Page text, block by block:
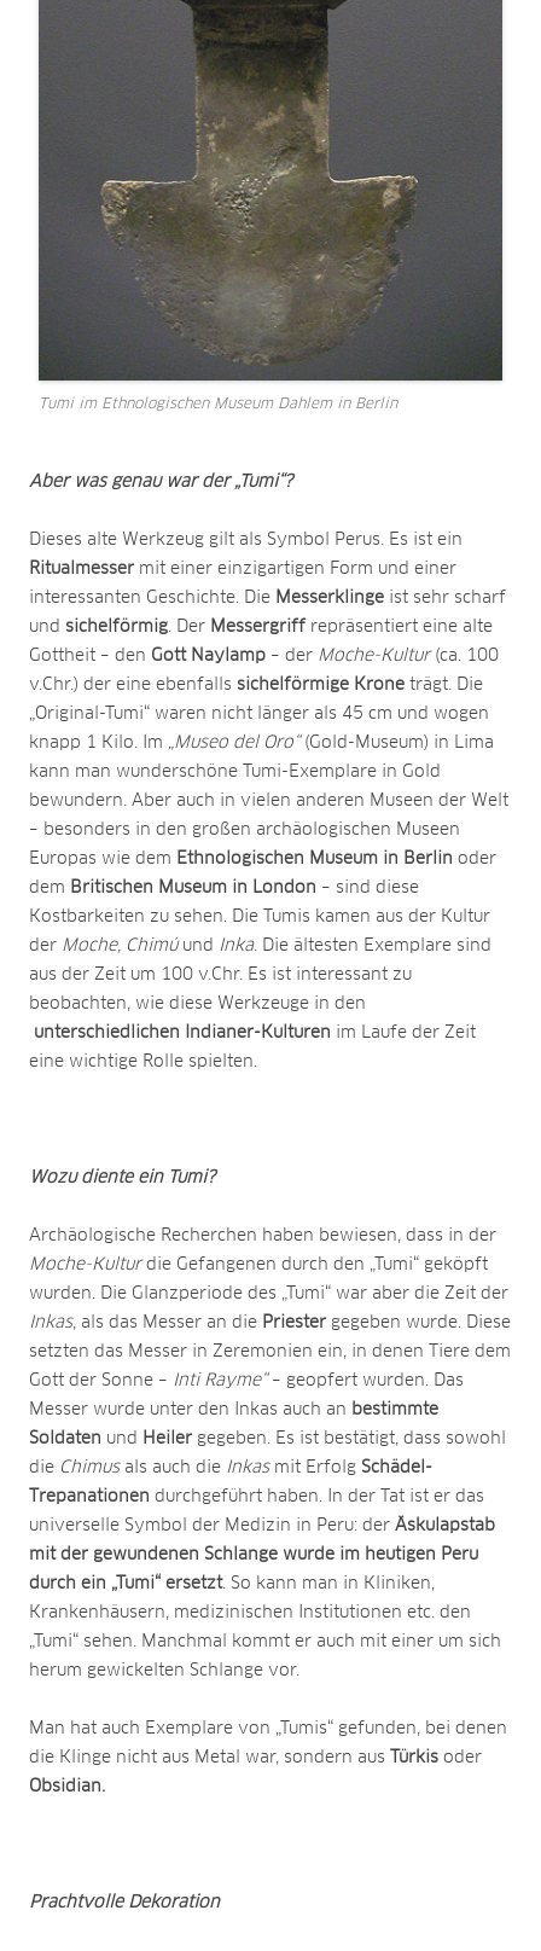
Tumi im Ethnologischen Museum Dahlem in Berlin
Aber was genau war der „Tumi“?
Dieses alte Werkzeug gilt als Symbol Perus. Es ist ein
Ritualmesser mit einer einzigartigen Form und einer
interessanten Geschichte. Die Messerklinge ist sehr scharf
und sichelförmig . Der Messergriff repräsentiert eine alte
Gottheit – den Gott Naylamp – der Moche-Kultur (ca. 100
v.Chr.) der eine ebenfalls sichelförmige Krone trägt. Die
„Original-Tumi“ waren nicht länger als 45 cm und wogen
knapp 1 Kilo. Im
„Museo del Oro“(Gold-Museum) in Lima
kann man wunderschöne Tumi-Exemplare in Gold
bewundern. Aber auch in vielen anderen Museen der Welt
– besonders in den großen archäologischen Museen
Europas wie dem Ethnologischen Museum in Berlin oder
dem Britischen Museum in London – sind diese
Kostbarkeiten zu sehen. Die Tumis kamen aus der Kultur
der Moche, Chimúund Inka. Die ältesten Exemplare sind
aus der Zeit um 100 v.Chr. Es ist interessant zu
beobachten, wie diese Werkzeuge in den
unterschiedlichen Indianer-Kulturen im Laufe der Zeit
eine wichtige Rolle spielten.
Wozu diente ein Tumi?
Archäologische Recherchen haben bewiesen, dass in der
Moche-Kulturdie Gefangenen durch den „Tumi“ geköpft
wurden. Die Glanzperiode des „Tumi“ war aber die Zeit der
Inkas, als das Messer an die Priester gegeben wurde. Diese
setzten das Messer in Zeremonien ein, in denen Tiere dem
Gott der Sonne – Inti Rayme“– geopfert wurden. Das
Messer wurde unter den Inkas auch an bestimmte
Soldaten und Heiler gegeben. Es ist bestätigt, dass sowohl
die Chimusals auch die Inkasmit Erfolg Schädel-
Trepanationen durchgeführt haben. In der Tat ist er das
universelle Symbol der Medizin in Peru: der Äskulapstab
mit der gewundenen Schlange wurde im heutigen Peru
durch ein „Tumi“ ersetzt. So kann man in Kliniken,
Krankenhäusern, medizinischen Institutionen etc. den
„Tumi“ sehen. Manchmal kommt er auch mit einer um sich
herum gewickelten Schlange vor.
Man hat auch Exemplare von „Tumis“ gefunden, bei denen
die Klinge nicht aus Metal war, sondern aus
Türkis oder
Obsidian.
Prachtvolle Dekoration